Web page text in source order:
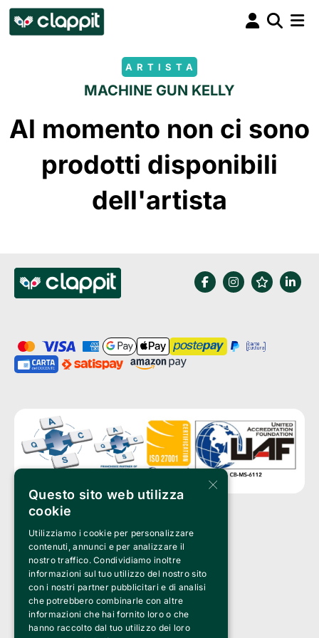
ARTISTA
MACHINE GUN KELLY
Al momento non ci sono
prodotti disponibili
dell'artista
Clappit è un marchio di proprietà di:
Bemils Srl
a Socio Unico
Via Fosse Ardeatine, 4 -20092 Cinisello Balsamo (MI)
PI 05589050961
Iscr. C.C.I.A.A. Milano R.E.A. 1833471
© 2010-2025 Bemils Srl - Tutti i diritti riservati
Credits:
×
Questo sito web utilizza
cookie
Utilizziamo i cookie per personalizzare
contenuti, annunci e per analizzare il
nostro traffico. Condividiamo inoltre
informazioni sul tuo utilizzo del nostro sito
con i nostri partner pubblicitari e di analisi
che potrebbero combinarle con altre
informazioni che hai fornito loro o che
hanno raccolto dal tuo utilizzo dei loro